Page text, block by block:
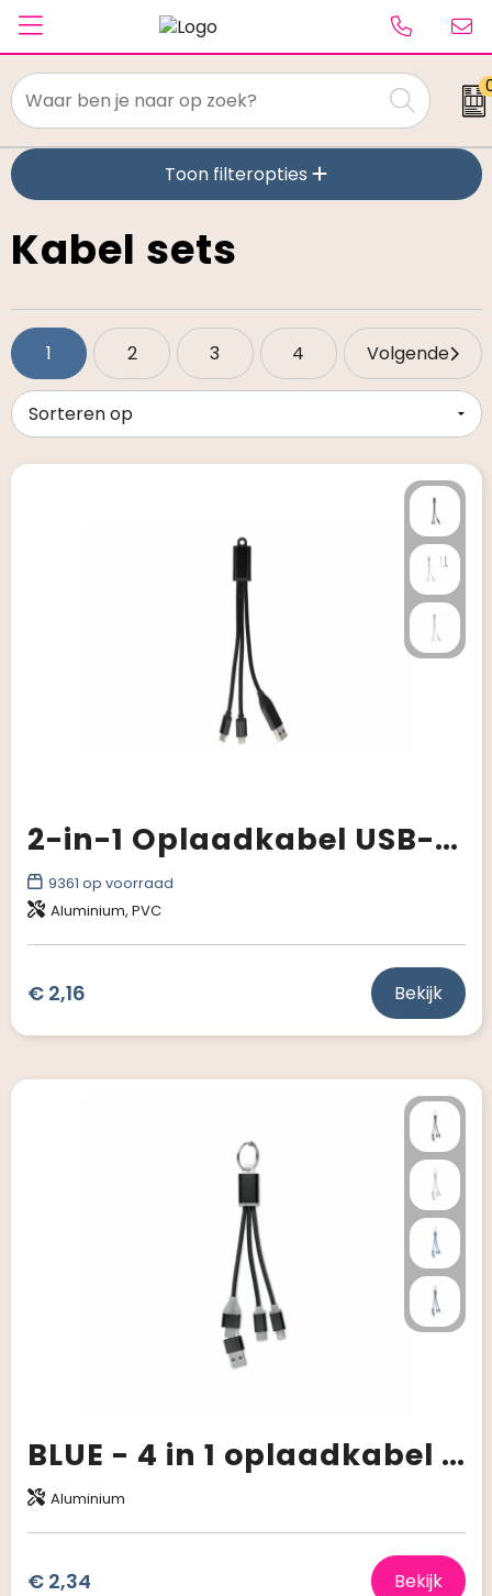
Textiel
Caps & Beanies
Drinkwaren
Schrijfwaren
Elektronica & gadgets
Toon filteropties
Kabel sets
1 2 3 4 Volgende
2-in-1 Oplaadkabel USB-A/C naar USB-C & Lightning Aluminium
9361 op voorraad
Aluminium, PVC
€ 2,16 Bekijk
BLUE - 4 in 1 oplaadkabel type C
Aluminium
€ 2,34 Bekijk